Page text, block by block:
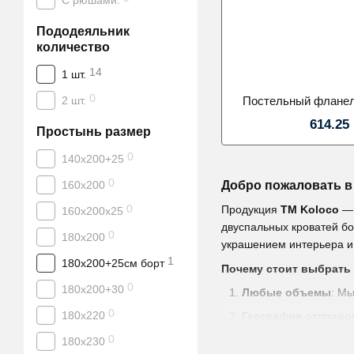
Добро пожаловать
Продукция ТМ Koloco —
двуспальных кроватей
украшением интерьера
Почему стоит
Любые объемы:
Постельный
614.25
Пододеяльник
количество
1 шт. 14
2 шт. 0
Простынь размер
140х200+25 0
160х200 0
160х200х25 0
180х200 0
180х200+25см борт 1
180х200+30 0
180x220 0
180х230 0